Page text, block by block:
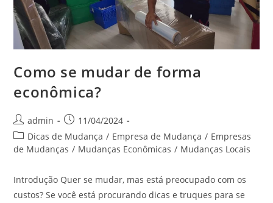
Como se mudar de forma
econômica?
admin
11/04/2024
Dicas de Mudança / Empresa de Mudança / Empresas
de Mudanças / Mudanças Econômicas / Mudanças Locais
Introdução Quer se mudar, mas está preocupado com os
custos? Se você está procurando dicas e truques para se